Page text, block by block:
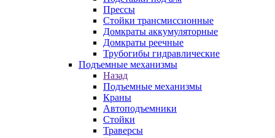
Прессы
Стойки трансмиссионные
Домкраты аккумуляторные
Домкраты реечные
Трубогибы гидравлические
Подъемные механизмы
Назад
Подъемные механизмы
Краны
Автоподъемники
Стойки
Траверсы